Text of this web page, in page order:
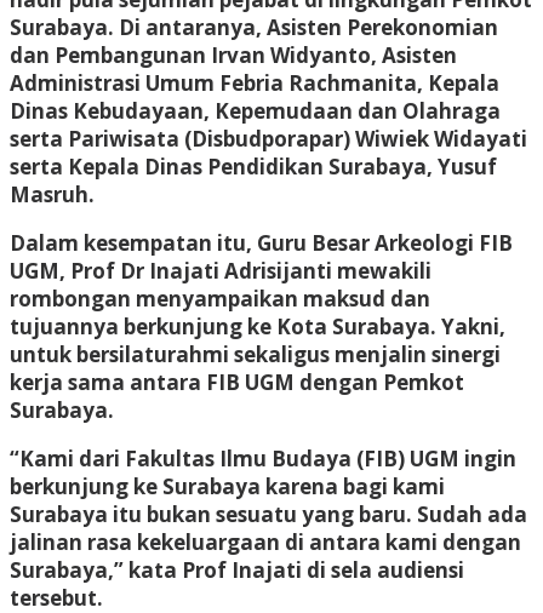
Surabaya. Di antaranya, Asisten Perekonomian
dan Pembangunan Irvan Widyanto, Asisten
Administrasi Umum Febria Rachmanita, Kepala
Dinas Kebudayaan, Kepemudaan dan Olahraga
serta Pariwisata (Disbudporapar) Wiwiek Widayati
serta Kepala Dinas Pendidikan Surabaya, Yusuf
Masruh.
Dalam kesempatan itu, Guru Besar Arkeologi FIB
UGM, Prof Dr Inajati Adrisijanti mewakili
rombongan menyampaikan maksud dan
tujuannya berkunjung ke Kota Surabaya. Yakni,
untuk bersilaturahmi sekaligus menjalin sinergi
kerja sama antara FIB UGM dengan Pemkot
Surabaya.
“Kami dari Fakultas Ilmu Budaya (FIB) UGM ingin
berkunjung ke Surabaya karena bagi kami
Surabaya itu bukan sesuatu yang baru. Sudah ada
jalinan rasa kekeluargaan di antara kami dengan
Surabaya,” kata Prof Inajati di sela audiensi
tersebut.